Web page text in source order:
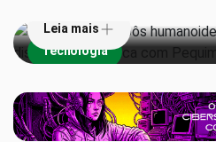
Tecnologia
Leia mais